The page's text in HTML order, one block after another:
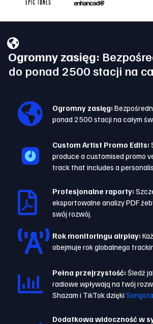
Ogromny zasięg:
do ponad 2500 stacji na
Ogromny zasięg:
ponad 2500 stacji na całym
Custom Artist Promo Edits:
produce a customised promo
track that includes a
Profesjonalne raporty:
eksportowalne analizy PDF
swój rozwój.
Rok monitoringu airplay:
obejmuje rok globalnego
Pełna przejrzystość: Śledź
radiowe wpływają na twój
Shazam i TikTok dzięki
Dodatkowa widoczność w